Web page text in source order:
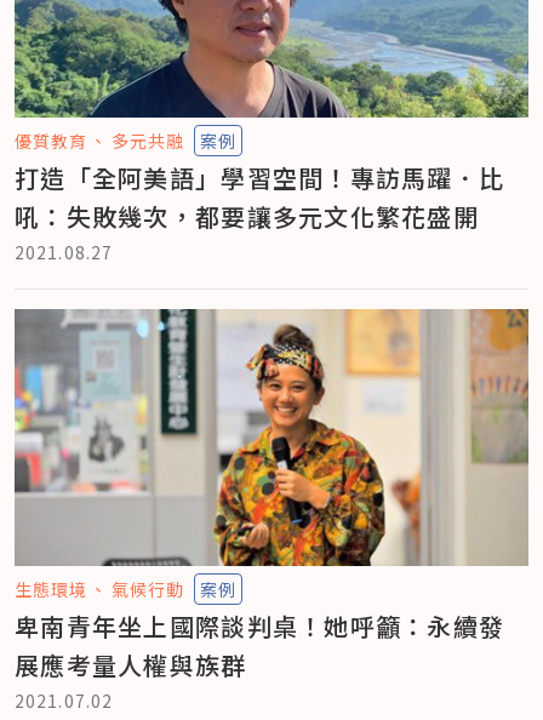
優質教育 多元共融 案例
打造「全阿美語」學習空間！專訪馬躍．比
吼：失敗幾次，都要讓多元文化繁花盛開
2021.08.27
生態環境 氣候行動 案例
卑南青年坐上國際談判桌！她呼籲：永續發
展應考量人權與族群
2021.07.02